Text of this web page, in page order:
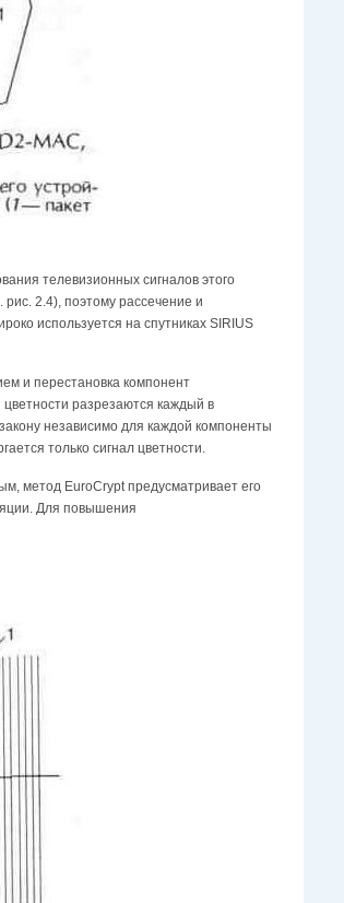
телевизионных сигналов этого
2.4), поэтому рассечение и
используется на спутниках SIRIUS
и перестановка компонент
цветности разрезаются каждый в
независимо для каждой компоненты
только сигнал цветности.
метод EuroCrypt предусматривает его
Для повышения